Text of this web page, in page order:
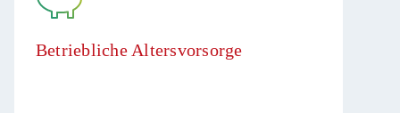
Betriebliche Altersvorsorge